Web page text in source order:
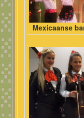
Mexicaanse